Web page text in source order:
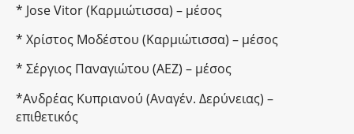
* Jose Vitor (Καρμιώτισσα) – μέσος
* Χρίστος Μοδέστου (Καρμιώτισσα) – μέσος
* Σέργιος Παναγιώτου (ΑΕΖ) – μέσος
*Ανδρέας Κυπριανού (Αναγέν. Δερύνειας) –
επιθετικός